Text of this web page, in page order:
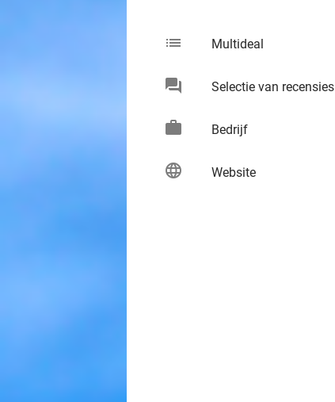
list Multideal
chat Selectie van recensies
work Bedrijf
language Website